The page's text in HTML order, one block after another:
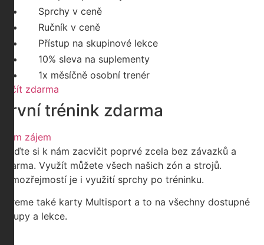
Sprchy v ceně
Ručník v ceně
Přístup na skupinové lekce
10% sleva na suplementy
1x měsíčně osobní trenér
Začít zdarma
První trénink zdarma
Mám zájem
Přijďte si k nám zacvičit poprvé zcela bez závazků a
zdarma. Využít můžete všech našich zón a strojů.
Samozřejmostí je i využití sprchy po tréninku.
Bereme také karty Multisport a to na všechny dostupné
vstupy a lekce.